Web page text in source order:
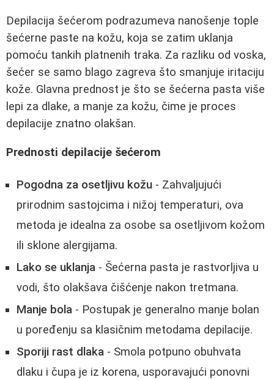
Depilacija šećerom podrazumeva nanošenje tople
šećerne paste na kožu, koja se zatim uklanja
pomoću tankih platnenih traka. Za razliku od voska,
šećer se samo blago zagreva što smanjuje iritaciju
kože. Glavna prednost je što se šećerna pasta više
lepi za dlake, a manje za kožu, čime je proces
depilacije znatno olakšan.
Prednosti depilacije šećerom
Pogodna za osetljivu kožu - Zahvaljujući
prirodnim sastojcima i nižoj temperaturi, ova
metoda je idealna za osobe sa osetljivom kožom
ili sklone alergijama.
Lako se uklanja - Šećerna pasta je rastvorljiva u
vodi, što olakšava čišćenje nakon tretmana.
Manje bola - Postupak je generalno manje bolan
u poređenju sa klasičnim metodama depilacije.
Sporiji rast dlaka - Smola potpuno obuhvata
dlaku i čupa je iz korena, usporavajući ponovni